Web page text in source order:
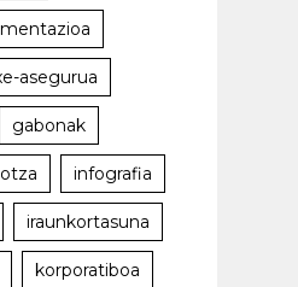
asegurua
gabonak
infografia
iraunkortasuna
korporatiboa